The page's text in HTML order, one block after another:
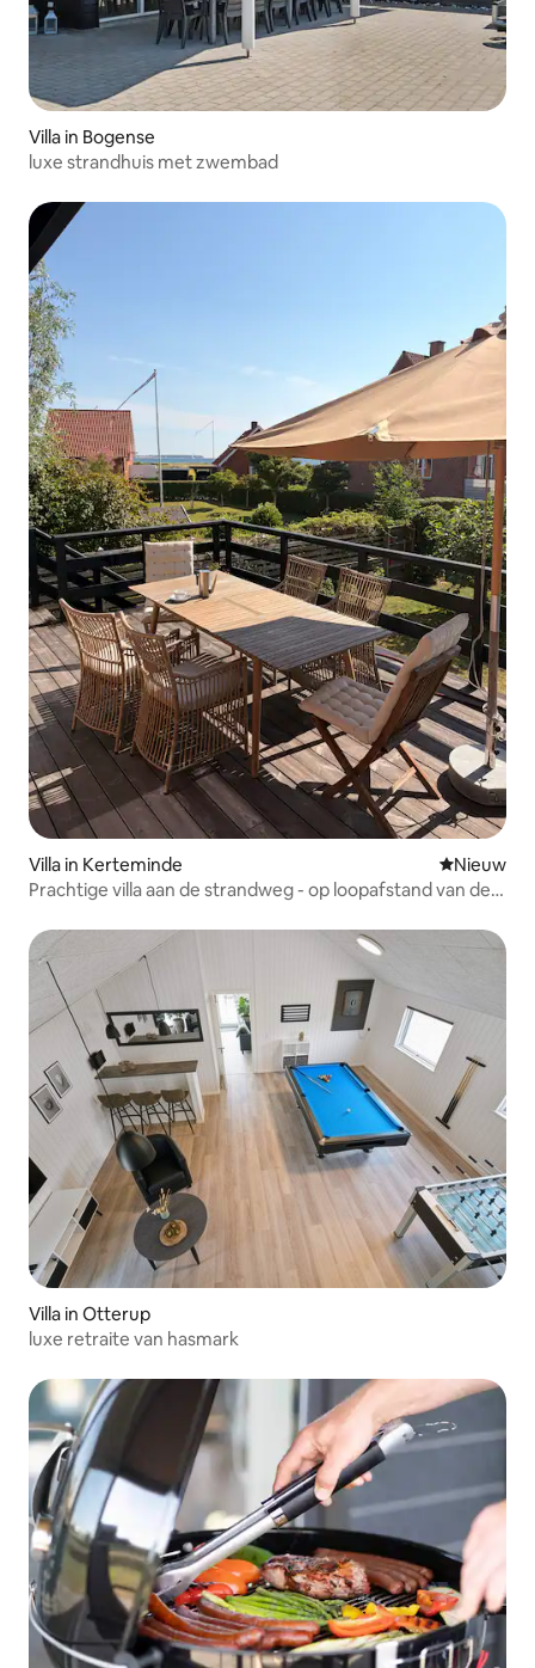
Villa in Bogense
luxe strandhuis met zwembad
Villa in Kerteminde Nieuwe
Nieuw
Prachtige villa aan de strandweg - op loopafstand van de
Villa in Otterup
luxe retraite van hasmark